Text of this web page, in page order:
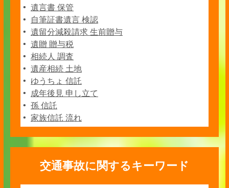
遺言書 保管
自筆証書遺言 検認
遺留分減殺請求 生前贈与
遺贈 贈与税
相続人 調査
遺産相続 土地
ゆうちょ 信託
成年後見 申し立て
孫 信託
家族信託 流れ
交通事故に関するキーワード